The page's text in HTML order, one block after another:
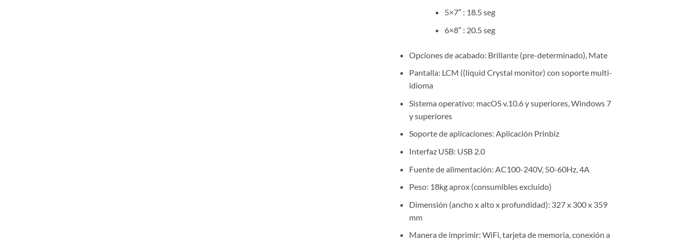
5×7″ : 18.5 seg
6×8″ : 20.5 seg
Opciones de acabado: Brillante (pre-determinado), Mate
Pantalla: LCM ((liquid Crystal monitor) con soporte multi-
idioma
Sistema operativo: macOS v.10.6 y superiores, Windows 7
y superiores
Soporte de aplicaciones: Aplicación Prinbiz
Interfaz USB: USB 2.0
Fuente de alimentación: AC100-240V, 50-60Hz, 4A
Peso: 18kg aprox (consumibles excluido)
Dimensión (ancho x alto x profundidad): 327 x 300 x 359
mm
Manera de imprimir: WiFi, tarjeta de memoria, conexión a